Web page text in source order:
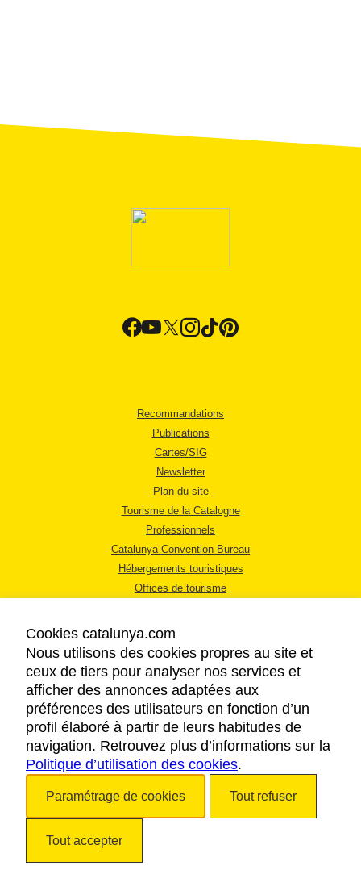
Recommandations
Publications
Cartes/SIG
Newsletter
Plan du site
Tourisme de la Catalogne
Professionnels
Catalunya Convention Bureau
Hébergements touristiques
Offices de tourisme
MENTIONS LÉGALES
RÈGLES DE CONFIDENTIALITÉ
COOKIES
ACCESSIBILITÉ
Cookies catalunya.com
Nous utilisons des cookies propres au site et
ceux de tiers pour analyser nos services et
afficher des annonces adaptées aux
préférences des utilisateurs en fonction d’un
profil élaboré à partir de leurs habitudes de
navigation. Retrouvez plus d’informations sur la
Politique d’utilisation des cookies.
Paramétrage de cookies Tout refuser
Tout accepter